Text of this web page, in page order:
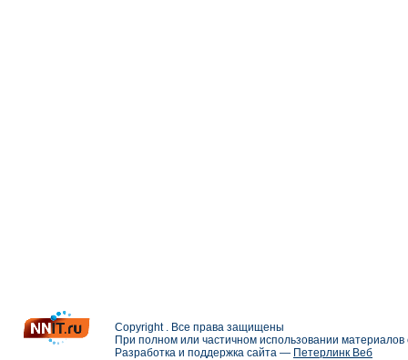
Copyright . Все права защищены
При полном или частичном использовании
Разработка и поддержка сайта — Петерлинк Веб